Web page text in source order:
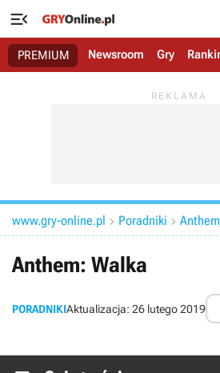

PREMIUM Newsroom Gry
www.gry-online.pl  Poradniki 
Anthem: Walka
PORADNIKIAktualizacja: 26 lutego 2019